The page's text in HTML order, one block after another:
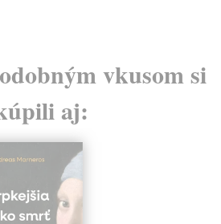
vkusom si
aj: